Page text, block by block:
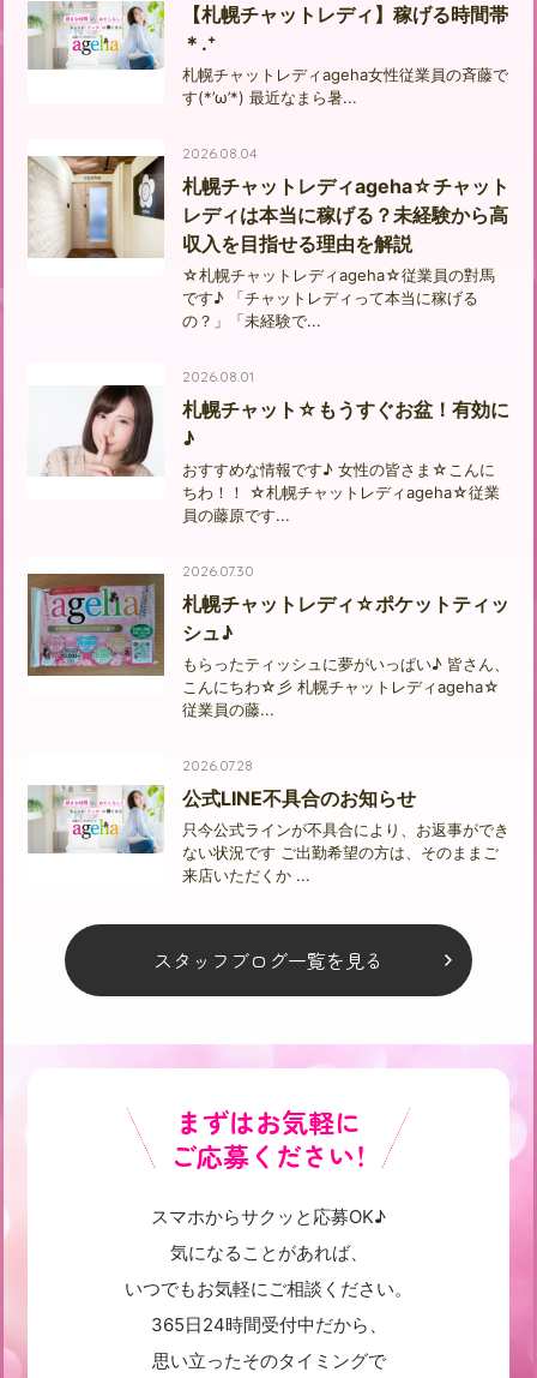
【札幌チャットレディ】稼げる時間帯
＊.⁺
札幌チャットレディageha女性従業員の斉藤で
す(*’ω’*) 最近なまら暑...
2026.08.04
札幌チャットレディageha☆チャット
レディは本当に稼げる？未経験から高
収入を目指せる理由を解説
☆札幌チャットレディageha☆従業員の對馬
です♪ 「チャットレディって本当に稼げる
の？」「未経験で...
2026.08.01
札幌チャット☆もうすぐお盆！有効に
♪
おすすめな情報です♪ 女性の皆さま☆こんに
ちわ！！ ☆札幌チャットレディageha☆従業
員の藤原です...
2026.07.30
札幌チャットレディ☆ポケットティッ
シュ♪
もらったティッシュに夢がいっぱい♪ 皆さん、
こんにちわ☆彡 札幌チャットレディageha☆
従業員の藤...
2026.07.28
公式LINE不具合のお知らせ
只今公式ラインが不具合により、お返事ができ
ない状況です ご出勤希望の方は、そのままご
来店いただくか ...
スタッフブログ一覧を見る
まずはお気軽に
ご応募ください！
スマホからサクッと応募OK♪
気になることがあれば、
いつでもお気軽にご相談ください。
365日24時間受付中だから、
思い立ったそのタイミングで